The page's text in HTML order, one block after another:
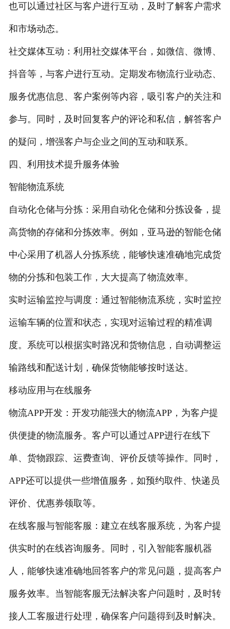
也可以通过社区与客户进行互动，及时了解客户需求
和市场动态。
社交媒体互动：利用社交媒体平台，如微信、微博、
抖音等，与客户进行互动。定期发布物流行业动态、
服务优惠信息、客户案例等内容，吸引客户的关注和
参与。同时，及时回复客户的评论和私信，解答客户
的疑问，增强客户与企业之间的互动和联系。
四、利用技术提升服务体验
智能物流系统
自动化仓储与分拣：采用自动化仓储和分拣设备，提
高货物的存储和分拣效率。例如，亚马逊的智能仓储
中心采用了机器人分拣系统，能够快速准确地完成货
物的分拣和包装工作，大大提高了物流效率。
实时运输监控与调度：通过智能物流系统，实时监控
运输车辆的位置和状态，实现对运输过程的精准调
度。系统可以根据实时路况和货物信息，自动调整运
输路线和配送计划，确保货物能够按时送达。
移动应用与在线服务
物流APP开发：开发功能强大的物流APP，为客户提
供便捷的物流服务。客户可以通过APP进行在线下
单、货物跟踪、运费查询、评价反馈等操作。同时，
APP还可以提供一些增值服务，如预约取件、快递员
评价、优惠券领取等。
在线客服与智能客服：建立在线客服系统，为客户提
供实时的在线咨询服务。同时，引入智能客服机器
人，能够快速准确地回答客户的常见问题，提高客户
服务效率。当智能客服无法解决客户问题时，及时转
接人工客服进行处理，确保客户问题得到及时解决。